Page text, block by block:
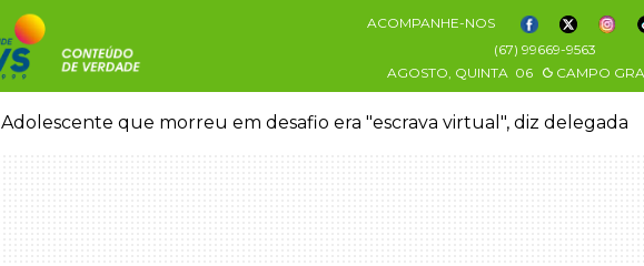
ACOMPANHE-NOS
(67) 99669-9563
AGOSTO, QUINTA 06 CAMPO
Adolescente que morreu em desafio era "escrava virtual", diz delegada